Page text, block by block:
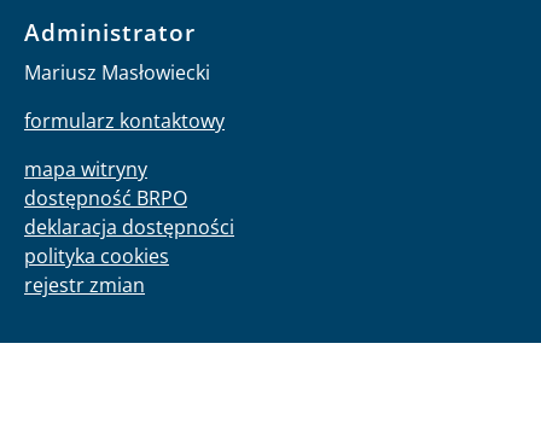
Administrator
Mariusz Masłowiecki
formularz kontaktowy
mapa witryny
dostępność BRPO
deklaracja dostępności
polityka cookies
rejestr zmian